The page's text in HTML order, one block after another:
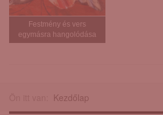
Festmény és vers
egymásra hangolódása
Kezdőlap